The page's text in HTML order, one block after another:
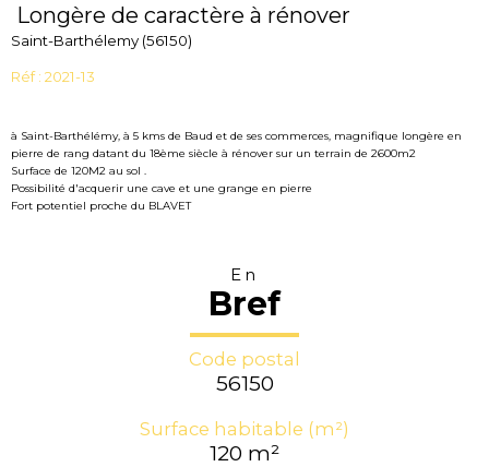
Longère de caractère à rénover
Saint-Barthélemy (56150)
Réf : 2021-13
à Saint-Barthélémy, à 5 kms de Baud et de ses commerces, magnifique longère en
pierre de rang datant du 18ème siècle à rénover sur un terrain de 2600m2
Surface de 120M2 au sol .
Possibilité d'acquerir une cave et une grange en pierre
Fort potentiel proche du BLAVET
En
Bref
Code postal
56150
Surface habitable (m²)
120 m²